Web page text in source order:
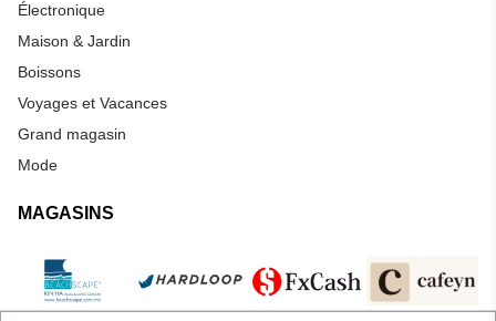
Électronique
Maison & Jardin
Boissons
Voyages et Vacances
Grand magasin
Mode
MAGASINS